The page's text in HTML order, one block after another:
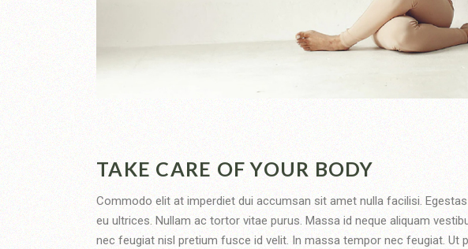
TAKE CARE OF YOUR BODY
Commodo elit at imperdiet dui accumsan sit amet nulla facilisi.
eu ultrices. Nullam ac tortor vitae purus. Massa id neque aliquam
nec feugiat nisl pretium fusce id velit. In massa tempor nec feugiat. Ut